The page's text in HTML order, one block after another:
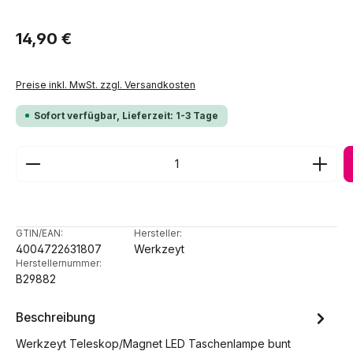
Regulärer Preis:
14,90 €
Preise inkl. MwSt. zzgl. Versandkosten
Sofort verfügbar, Lieferzeit: 1-3 Tage
Produkt Anzahl: Gib den gewünschten Wert ein
GTIN/EAN:
4004722631807
Hersteller:
Werkzeyt
Herstellernummer:
B29882
Beschreibung
Werkzeyt Teleskop/Magnet LED Taschenlampe bunt